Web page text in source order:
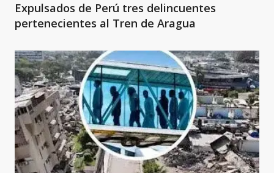
Expulsados de Perú tres delincuentes
pertenecientes al Tren de Aragua